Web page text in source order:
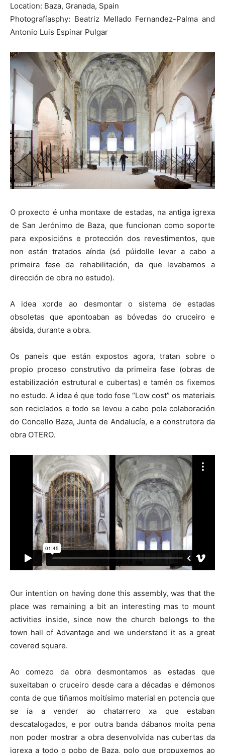
Location: Baza, Granada, Spain
Photografíasphy: Beatriz Mellado Fernandez-Palma and
Antonio Luis Espinar Pulgar
O proxecto é unha montaxe de estadas, na antiga igrexa
de San Jerónimo de Baza, que funcionan como soporte
para exposicións e protección dos revestimentos, que
non están tratados aínda (só púidolle levar a cabo a
primeira fase da rehabilitación, da que levabamos a
dirección de obra no estudo).
A idea xorde ao desmontar o sistema de estadas
obsoletas que apontoaban as bóvedas do cruceiro e
ábsida, durante a obra.
Os paneis que están expostos agora, tratan sobre o
propio proceso construtivo da primeira fase (obras de
estabilización estrutural e cubertas) e tamén os fixemos
no estudo. A idea é que todo fose “Low cost” os materiais
son reciclados e todo se levou a cabo pola colaboración
do Concello Baza, Junta de Andalucía, e a construtora da
obra OTERO.
Our intention on having done this assembly, was that the
place was remaining a bit an interesting mas to mount
activities inside, since now the church belongs to the
town hall of Advantage and we understand it as a great
covered square.
Ao comezo da obra desmontamos as estadas que
suxeitaban o cruceiro desde cara a décadas e démonos
conta de que tiñamos moitísimo material en potencia que
se ía a vender ao chatarrero xa que estaban
descatalogados, e por outra banda dábanos moita pena
non poder mostrar a obra desenvolvida nas cubertas da
igrexa a todo o pobo de Baza, polo que propuxemos ao